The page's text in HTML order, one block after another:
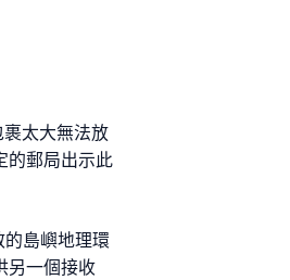
太大無法放
的郵局出示此
島嶼地理環
另一個接收